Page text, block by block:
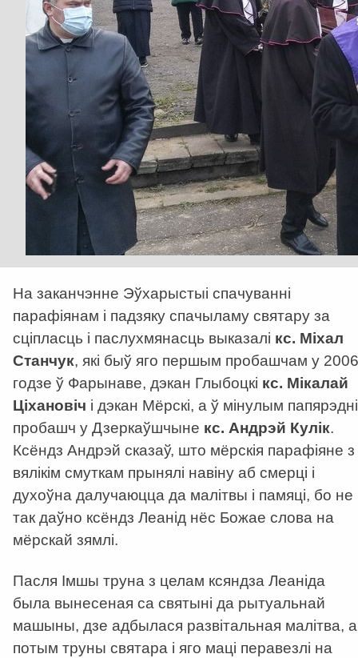
На заканчэнне Эўхарыстыі спачуванні
парафіянам і падзяку спачыламу святару за
сціпласць і паслухмянасць выказалі кс. Міхал
Станчук, які быў яго першым пробашчам у 2006
годзе ў Фарынаве, дэкан Глыбоцкі кс. Мікалай
Ціхановіч і дэкан Мёрскі, а ў мінулым папярэдні
пробашч у Дзеркаўшчыне кс. Андрэй Кулік.
Ксёндз Андрэй сказаў, што мёрскія парафіяне з
вялікім смуткам прынялі навіну аб смерці і
духоўна далучаюцца да малітвы і памяці, бо не
так даўно ксёндз Леанід нёс Божае слова на
мёрскай зямлі.
Пасля Імшы труна з целам ксяндза Леаніда
была вынесеная са святыні да рытуальнай
машыны, дзе адбылася развітальная малітва, а
потым труны святара і яго маці перавезлі на